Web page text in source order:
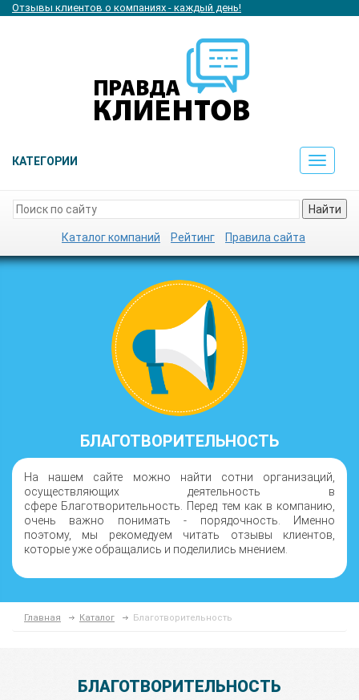
Отзывы клиентов о компаниях - каждый день!
КАТЕГОРИИ
Toggle
Найти
Каталог компаний Рейтинг Правила сайта
БЛАГОТВОРИТЕЛЬНОСТЬ
На нашем сайте можно найти сотни организаций,
осуществляющих деятельность в
сфере Благотворительность. Перед тем как в компанию,
очень важно понимать - порядочность. Именно
поэтому, мы рекомедуем читать отзывы клиентов,
которые уже обращались и поделились мнением.
Главная Каталог Благотворительность
БЛАГОТВОРИТЕЛЬНОСТЬ